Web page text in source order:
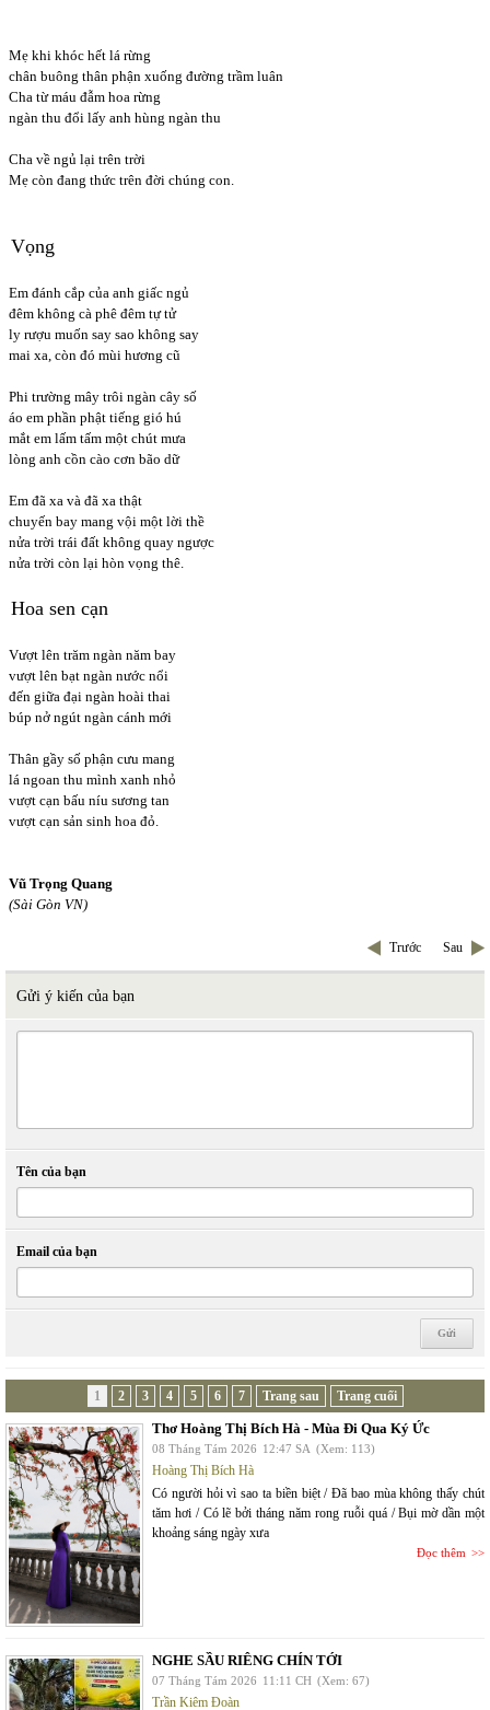
Mẹ khi khóc hết lá rừng
chân buông thân phận xuống đường trầm luân
Cha từ máu đẫm hoa rừng
ngàn thu đổi lấy anh hùng ngàn thu
Cha về ngủ lại trên trời
Mẹ còn đang thức trên đời chúng con.
Vọng
Em đánh cắp của anh giấc ngủ
đêm không cà phê đêm tự tử
ly rượu muốn say sao không say
mai xa, còn đó mùi hương cũ
Phi trường mây trôi ngàn cây số
áo em phần phật tiếng gió hú
mắt em lấm tấm một chút mưa
lòng anh cồn cào cơn bão dữ
Em đã xa và đã xa thật
chuyến bay mang vội một lời thề
nửa trời trái đất không quay ngược
nửa trời còn lại hòn vọng thê.
Hoa sen cạn
Vượt lên trăm ngàn năm bay
vượt lên bạt ngàn nước nổi
đến giữa đại ngàn hoài thai
búp nở ngút ngàn cánh mới
Thân gầy số phận cưu mang
lá ngoan thu mình xanh nhỏ
vượt cạn bấu níu sương tan
vượt cạn sản sinh hoa đỏ.
Vũ Trọng Quang
(Sài Gòn VN)
Trước Sau
Gửi ý kiến của bạn
Tên của bạn
Email của bạn
1 2 3 4 5 6 7 Trang sau Trang cuối
Thơ Hoàng Thị Bích Hà - Mùa Đi Qua Ký Ức
08 Tháng Tám 2026 12:47 SA (Xem: 113)
Hoàng Thị Bích Hà
Có người hỏi vì sao ta biền biệt / Đã bao mùa không thấy chút
tăm hơi / Có lẽ bởi tháng năm rong ruỗi quá / Bụi mờ dần một
khoảng sáng ngày xưa
Đọc thêm
NGHE SẦU RIÊNG CHÍN TỚI
07 Tháng Tám 2026 11:11 CH (Xem: 67)
Trần Kiêm Đoàn